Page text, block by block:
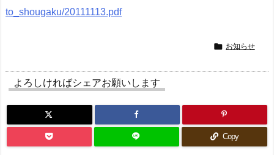
to_shougaku/20111113.pdf
 お知らせ
よろしければシェアお願いします
Copy